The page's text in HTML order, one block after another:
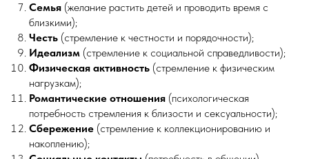
Семья (желание растить детей и проводить время с
близкими);
Честь (стремление к честности и порядочности);
Идеализм (стремление к социальной справедливости);
Физическая активность (стремление к физическим
нагрузкам);
Романтические отношения (психологическая
потребность стремления к близости и сексуальности);
Сбережение (стремление к коллекционированию и
накоплению);